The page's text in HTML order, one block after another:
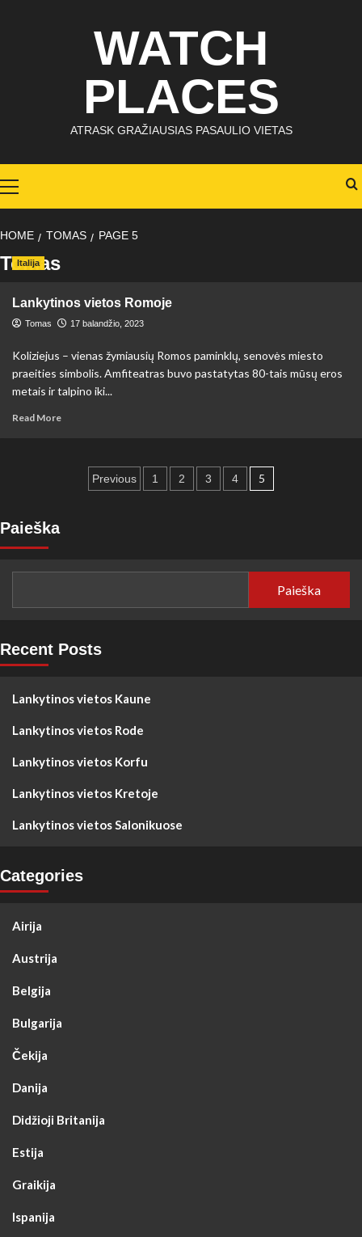
WATCH
PLACES
ATRASK GRAŽIAUSIAS PASAULIO VIETAS
Menu
HOME TOMAS PAGE 5
Tomas
Italija
Lankytinos vietos Romoje
Tomas 17 balandžio, 2023
Koliziejus – vienas žymiausių Romos paminklų, senovės miesto
praeities simbolis. Amfiteatras buvo pastatytas 80-tais mūsų eros
metais ir talpino iki...
Read MoreRead
RomojeĮrašų
Previous 1 2 3 4 5
Paieška
Paieška
Recent Posts
Lankytinos vietos Kaune
Lankytinos vietos Rode
Lankytinos vietos Korfu
Lankytinos vietos Kretoje
Lankytinos vietos Salonikuose
Categories
Airija
Austrija
Belgija
Bulgarija
Čekija
Danija
Didžioji Britanija
Estija
Graikija
Ispanija